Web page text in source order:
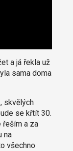
a já řekla už
sama doma
skvělých
se křtít 30.
řeším a za
na
všechno